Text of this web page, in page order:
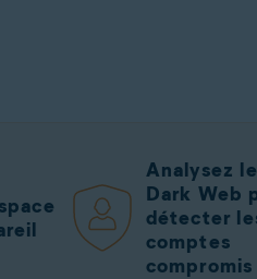
Analysez le
Dark Web
détecter
comptes
compromis